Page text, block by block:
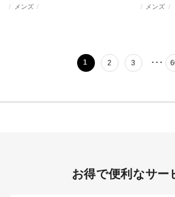
メンズ メンズ
1 2 3 ･･･
お得で便利なサー